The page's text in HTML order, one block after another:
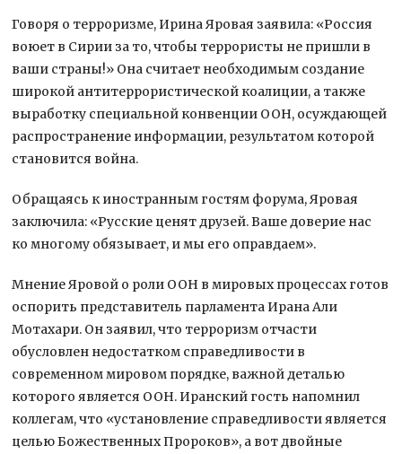
Говоря о терроризме, Ирина Яровая заявила: «Россия
воюет в Сирии за то, чтобы террористы не пришли в
ваши страны!» Она считает необходимым создание
широкой антитеррористической коалиции, а также
выработку специальной конвенции ООН, осуждающей
распространение информации, результатом которой
становится война.
Обращаясь к иностранным гостям форума, Яровая
заключила: «Русские ценят друзей. Ваше доверие нас
ко многому обязывает, и мы его оправдаем».
Мнение Яровой о роли ООН в мировых процессах готов
оспорить представитель парламента Ирана Али
Мотахари. Он заявил, что терроризм отчасти
обусловлен недостатком справедливости в
современном мировом порядке, важной деталью
которого является ООН. Иранский гость напомнил
коллегам, что «установление справедливости является
целью Божественных Пророков», а вот двойные